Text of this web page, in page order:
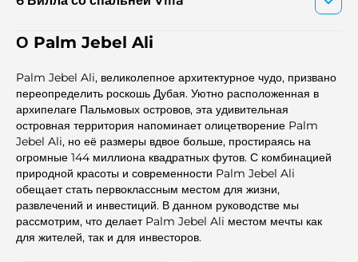
О Palm Jebel Ali
Palm Jebel Ali, великолепное архитектурное чудо, призвано
переопределить роскошь Дубая. Уютно расположенная в
архипелаге Пальмовых островов, эта удивительная
островная территория напоминает олицетворение Palm
Jebel Ali, но её размеры вдвое больше, простираясь на
огромные 144 миллиона квадратных футов. С комбинацией
природной красоты и современности Palm Jebel Ali
обещает стать первоклассным местом для жизни,
развлечений и инвестиций. В данном руководстве мы
рассмотрим, что делает Palm Jebel Ali местом мечты как
для жителей, так и для инвесторов.